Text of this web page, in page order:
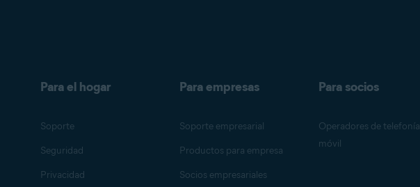
Para el hogar
Soporte
Seguridad
Privacidad
Para empresas
Soporte empresarial
Productos para empresa
Socios empresariales
Para socios
Operadores de telefonía
móvil